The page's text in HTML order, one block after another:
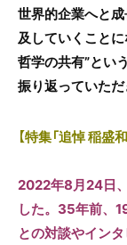
世界的企業へと
及していくこと
哲学の共有”とい
振り返っていただ
【特集「追悼 稲盛
2022年8月24日
した。35年前、
との対談やイン